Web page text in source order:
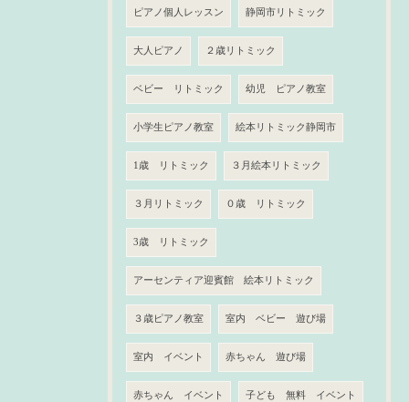
ピアノ個人レッスン 静岡市リトミック
大人ピアノ ２歳リトミック
ベビー リトミック 幼児 ピアノ教室
小学生ピアノ教室 絵本リトミック静岡市
1歳 リトミック ３月絵本リトミック
３月リトミック ０歳 リトミック
3歳 リトミック
アーセンティア迎賓館 絵本リトミック
３歳ピアノ教室 室内 ベビー 遊び場
室内 イベント 赤ちゃん 遊び場
赤ちゃん イベント 子ども 無料 イベント